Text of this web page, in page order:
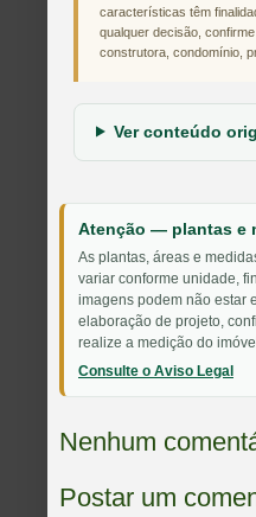
características têm
qualquer decisão,
construtora, condomínio,
Ver conteúdo
Atenção — plantas e
As plantas, áreas e
variar conforme unidade,
imagens podem não estar
elaboração de projeto,
realize a medição do
Consulte o Aviso Legal
Nenhum
Postar um